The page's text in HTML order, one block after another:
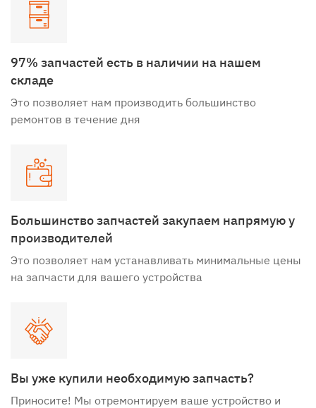
97% запчастей есть в наличии на нашем
складе
Это позволяет нам производить большинство
ремонтов в течение дня
Большинство запчастей закупаем напрямую у
производителей
Это позволяет нам устанавливать минимальные цены
на запчасти для вашего устройства
Вы уже купили необходимую запчасть?
Приносите! Мы отремонтируем ваше устройство и